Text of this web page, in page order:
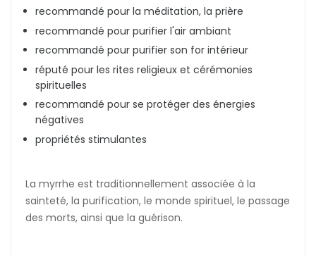
recommandé pour la méditation, la prière
recommandé pour purifier l'air ambiant
recommandé pour purifier son for intérieur
réputé pour les rites religieux et cérémonies
spirituelles
recommandé pour se protéger des énergies
négatives
propriétés stimulantes
La myrrhe est traditionnellement associée à la
sainteté, la purification, le monde spirituel, le passage
des morts, ainsi que la guérison.